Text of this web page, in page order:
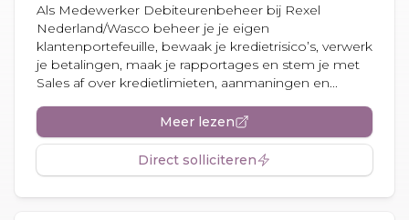
Als Medewerker Debiteurenbeheer bij Rexel
Nederland/Wasco beheer je je eigen
klantenportefeuille, bewaak je kredietrisico’s, verwerk
je betalingen, maak je rapportages en stem je met
Sales af over kredietlimieten, aanmaningen en...
Meer lezen
Direct solliciteren